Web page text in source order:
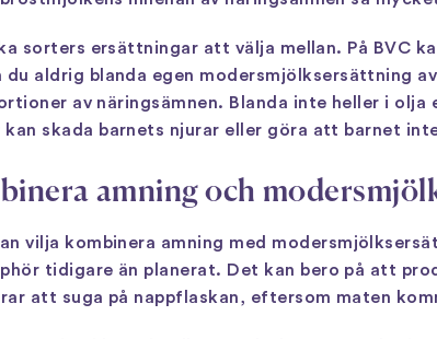
sorters ersättningar att välja mellan. På BVC
du aldrig blanda egen modersmjölksersättning
av näringsämnen. Blanda inte heller i olja
skada barnets njurar eller göra att barnet
amning och
vilja kombinera amning med
tidigare än planerat. Det kan bero på att
att suga på nappflaskan, eftersom maten